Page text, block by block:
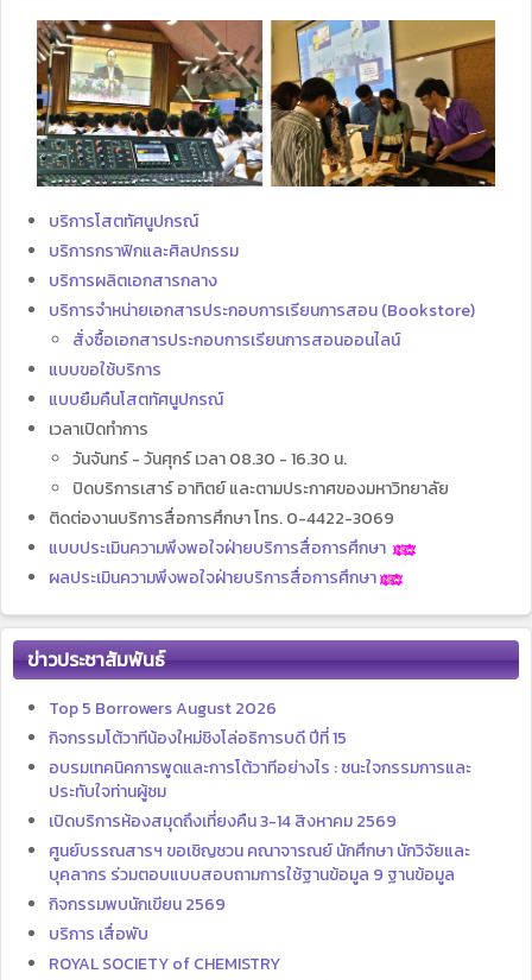
บริการโสตทัศนูปกรณ์
บริการกราฟิกและศิลปกรรม
บริการผลิตเอกสารกลาง
บริการจำหน่ายเอกสารประกอบการเรียนการสอน (Bookstore)
สั่งซื้อเอกสารประกอบการเรียนการสอนออนไลน์
แบบขอใช้บริการ
แบบยืมคืนโสตทัศนูปกรณ์
เวลาเปิดทำการ
วันจันทร์ - วันศุกร์ เวลา 08.30 - 16.30 น.
ปิดบริการเสาร์ อาทิตย์ และตามประกาศของมหาวิทยาลัย
ติดต่องานบริการสื่อการศึกษา โทร. 0-4422-3069
แบบประเมินความพึงพอใจฝ่ายบริการสื่อการศึกษา
ผลประเมินความพึงพอใจฝ่ายบริการสื่อการศึกษา
ข่าวประชาสัมพันธ์
Top 5 Borrowers August 2026
กิจกรรมโต้วาทีน้องใหม่ชิงโล่อธิการบดี ปีที่ 15
อบรมเทคนิคการพูดและการโต้วาทีอย่างไร : ชนะใจกรรมการและ
ประทับใจท่านผู้ชม
เปิดบริการห้องสมุดถึงเที่ยงคืน 3-14 สิงหาคม 2569
ศูนย์บรรณสารฯ ขอเชิญชวน คณาจารณย์ นักศึกษา นักวิจัยและ
บุคลากร ร่วมตอบแบบสอบถามการใช้ฐานข้อมูล 9 ฐานข้อมูล
กิจกรรมพบนักเขียน 2569
บริการ เสื่อพับ
ROYAL SOCIETY of CHEMISTRY